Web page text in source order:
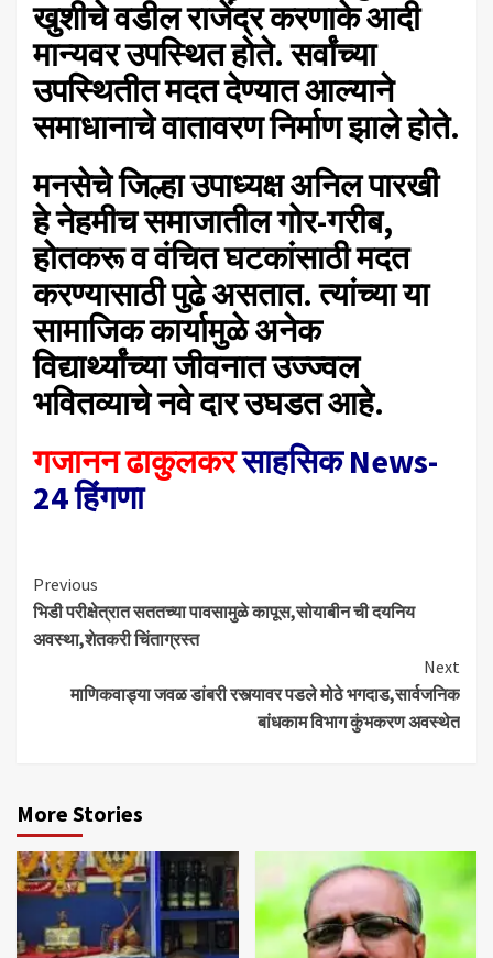
खुशीचे वडील राजेंद्र करणाके आदी
मान्यवर उपस्थित होते. सर्वांच्या
उपस्थितीत मदत देण्यात आल्याने
समाधानाचे वातावरण निर्माण झाले होते.
मनसेचे जिल्हा उपाध्यक्ष अनिल पारखी
हेनेहमीच समाजातील गोर-गरीब,
होतकरू व वंचित घटकांसाठी मदत
करण्यासाठी पुढे असतात. त्यांच्या या
सामाजिक कार्यामुळे अनेक
विद्यार्थ्यांच्या जीवनात उज्ज्वल
भवितव्याचे नवे दार उघडत आहे.
गजानन ढाकुलकरसाहसिक News-
24 हिंगणा
Continue
Reading
Previous
भिडी परीक्षेत्रात सततच्या पावसामुळे कापूस,सोयाबीन ची दयनिय
अवस्था,शेतकरी चिंताग्रस्त
Next
माणिकवाड्या जवळ डांबरी रस्त्यावर पडले मोठे भगदाड,सार्वजनिक
बांधकाम विभाग कुंभकरण अवस्थेत
More Stories